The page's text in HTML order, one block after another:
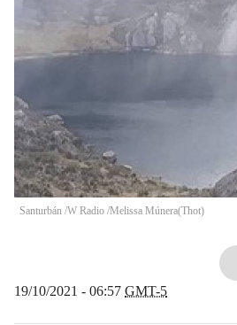
Santurbán /W Radio /Melissa Múnera(Thot)
19/10/2021 - 06:57 GMT-5